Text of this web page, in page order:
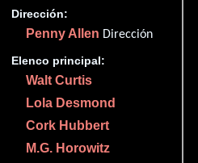
Dirección:
Penny Allen Dirección
Elenco principal:
Walt Curtis
Lola Desmond
Cork Hubbert
M.G. Horowitz